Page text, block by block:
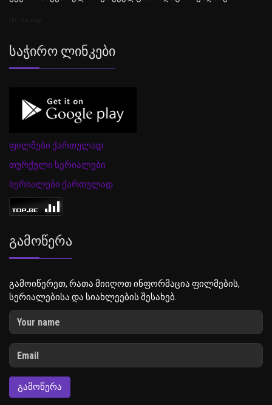
Საჭირო Ლინკები
ფილმები ქართულად
თურქული სერიალები
სერიალები ქართულად
Გამოწერა
გამოიწერეთ, რათა მიიღოთ ინფორმაცია ფილმების,
სერიალებისა და სიახლეების შესახებ.
ᲒᲐᲛᲝᲬᲔᲠᲐ